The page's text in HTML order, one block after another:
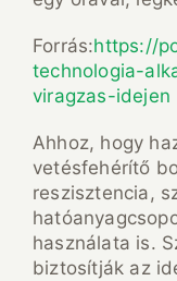
Forrás:https://
technologia-
viragzas-idejen
Ahhoz, hogy
vetésfehérítő
reszisztencia,
használata is.
biztosítják az